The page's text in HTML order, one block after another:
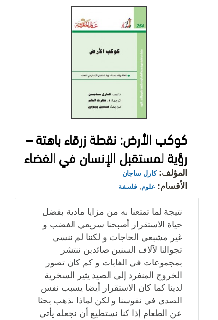
كوكب الأرض: نقطة زرقاء باهتة –
رؤية لمستقبل الإنسان في الفضاء
المؤلف: كارل ساجان
الأقسام: علوم فلسفة
نتيجة لما تمتعنا به من مزايا مادية بفضل
حياة الاستقرار أصبحنا سريعي الغضب و
غير مشبعي الحاجات و لكننا لم ننسى
تجوالنا لآلاف السنين صائدين ننتشر
بمجموعات في الغابات و كم كان تصور
الخروج المنفرد إلى الصيد يثير السخرية
لدينا كما كان الاستقرار أيضا يسبب نفس
الصدى في نفوسنا و لكن لماذا نذهب بحثا
عن الطعام إذا كنا نستطيع أن نجعله يأتي